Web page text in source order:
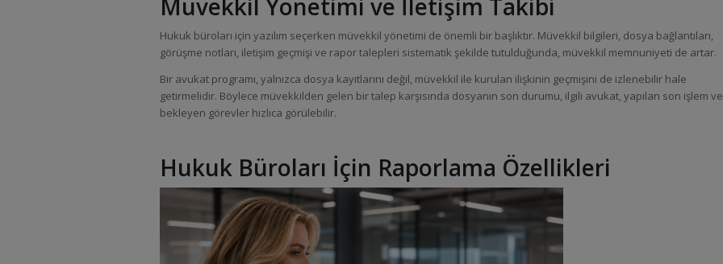
Müvekkil Yönetimi ve İletişim Takibi
Hukuk büroları için yazılım seçerken müvekkil yönetimi de önemli bir başlıktır. Müvekkil bilgileri, dosya bağlantıları,
görüşme notları, iletişim geçmişi ve rapor talepleri sistematik şekilde tutulduğunda, müvekkil memnuniyeti de artar.
Bir avukat programı, yalnızca dosya kayıtlarını değil, müvekkil ile kurulan ilişkinin geçmişini de izlenebilir hale
getirmelidir. Böylece müvekkilden gelen bir talep karşısında dosyanın son durumu, ilgili avukat, yapılan son işlem ve
bekleyen görevler hızlıca görülebilir.
Hukuk Büroları İçin Raporlama Özellikleri